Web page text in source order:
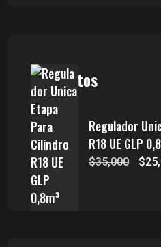
Productos
Regulador
R18 UE GLP
$35,000
El
$